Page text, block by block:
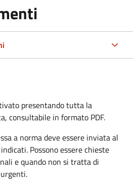
presentando tutta la
consultabile in formato PDF.
a norma deve essere inviata al
Possono essere chieste
e quando non si tratta di